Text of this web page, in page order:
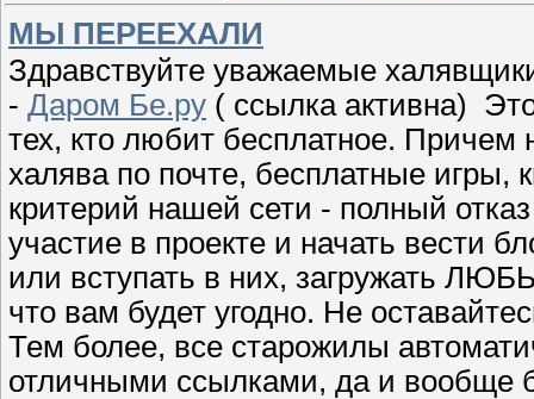
МЫ ПЕРЕЕХАЛИ
Здравствуйте уважаемые
- Даром Бе.ру ( ссылка активна)
тех, кто любит бесплатное. Причем
халява по почте, бесплатные игры,
критерий нашей сети - полный
участие в проекте и начать вести
или вступать в них, загружать
что вам будет угодно. Не
Тем более, все старожилы
отличными ссылками, да и вообще